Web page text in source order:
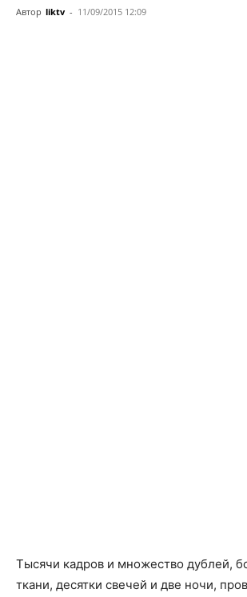
Автор liktv - 11/09/2015 12:09
Тысячи кадров и множество дублей,
ткани, десятки свечей и две ночи,